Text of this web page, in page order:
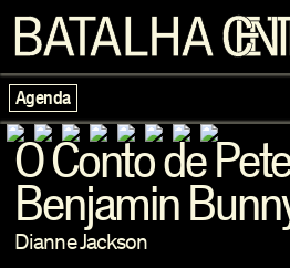
Agenda
O Conto de
Benjamin
Dianne Jackson